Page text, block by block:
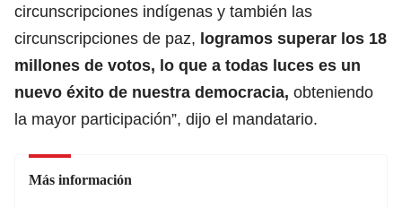
circunscripciones indígenas y también las
circunscripciones de paz, logramos superar los 18
millones de votos, lo que a todas luces es un
nuevo éxito de nuestra democracia, obteniendo
la mayor participación”, dijo el mandatario.
Más información